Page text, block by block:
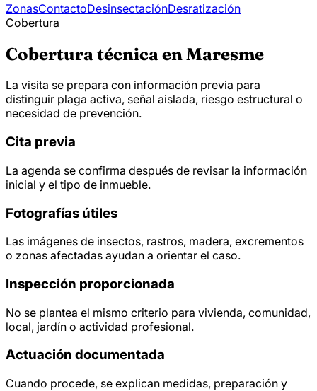
ZonasContactoDesinsectaciónDesratización
Cobertura
Cobertura técnica en Maresme
La visita se prepara con información previa para
distinguir plaga activa, señal aislada, riesgo estructural o
necesidad de prevención.
Cita previa
La agenda se confirma después de revisar la información
inicial y el tipo de inmueble.
Fotografías útiles
Las imágenes de insectos, rastros, madera, excrementos
o zonas afectadas ayudan a orientar el caso.
Inspección proporcionada
No se plantea el mismo criterio para vivienda, comunidad,
local, jardín o actividad profesional.
Actuación documentada
Cuando procede, se explican medidas, preparación y